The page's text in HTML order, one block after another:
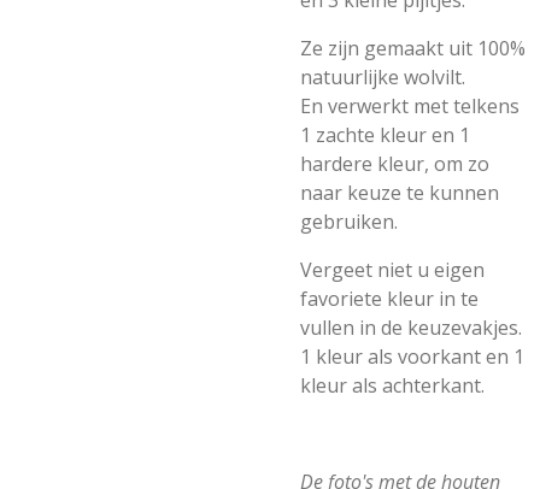
Ze zijn gemaakt uit 100%
natuurlijke wolvilt.
En verwerkt met telkens
1 zachte kleur en 1
hardere kleur, om zo
naar keuze te kunnen
gebruiken.
Vergeet niet u eigen
favoriete kleur in te
vullen in de keuzevakjes.
1 kleur als voorkant en 1
kleur als achterkant.
De foto's met de houten